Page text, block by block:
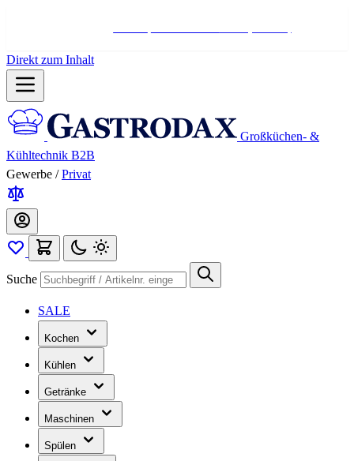
Direkt zum Inhalt
Großküchen- &
Kühltechnik B2B
Gewerbe / Privat
Suche
SALE
Kochen
Kühlen
Getränke
Maschinen
Spülen